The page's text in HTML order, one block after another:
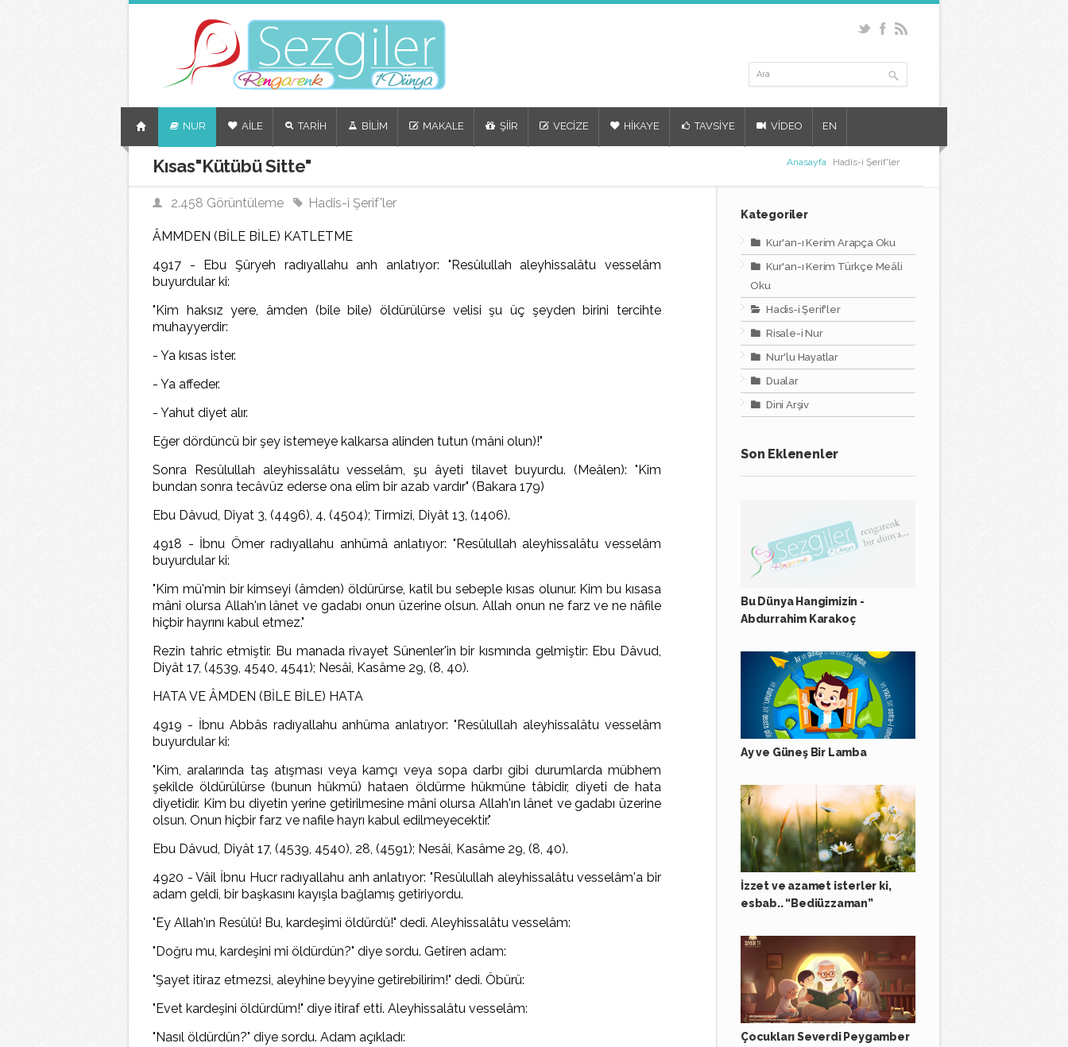
NUR AİLE TARİH BİLİM MAKALE ŞİİR VECİZE HİKAYE TAVSİYE VİDEO EN
Kısas"Kütübü Sitte" Anasayfa Hadis-i Şerif'ler
2.458 Görüntüleme Hadis-i Şerif'ler
ÂMMDEN (BİLE BİLE) KATLETME
4917 - Ebu Şüryeh radıyallahu anh anlatıyor: "Resûlullah aleyhissalâtu vesselâm
buyurdular ki:
"Kim haksız yere, âmden (bile bile) öldürülürse velisi şu üç şeyden birini tercihte
muhayyerdir:
- Ya kısas ister.
- Ya affeder.
- Yahut diyet alır.
Eğer dördüncü bir şey istemeye kalkarsa alinden tutun (mâni olun)!"
Sonra Resûlullah aleyhissalâtu vesselâm, şu âyeti tilavet buyurdu. (Meâlen): "Kim
bundan sonra tecâvüz ederse ona elîm bir azab vardır" (Bakara 179)
Ebu Dâvud, Diyat 3, (4496), 4, (4504); Tirmizi, Diyât 13, (1406).
4918 - İbnu Ömer radıyallahu anhümâ anlatıyor: "Resûlullah aleyhissalâtu vesselâm
buyurdular ki:
"Kim mü'min bir kimseyi (âmden) öldürürse, katil bu sebeple kısas olunur. Kim bu kısasa
mâni olursa Allah'ın lânet ve gadabı onun üzerine olsun. Allah onun ne farz ve ne nâfile
hiçbir hayrını kabul etmez."
Rezin tahric etmiştir. Bu manada rivayet Sünenler'in bir kısmında gelmiştir: Ebu Dâvud,
Diyât 17, (4539, 4540, 4541); Nesâi, Kasâme 29, (8, 40).
HATA VE ÂMDEN (BİLE BİLE) HATA
4919 - İbnu Abbâs radıyallahu anhüma anlatıyor: "Resûlullah aleyhissalâtu vesselâm
buyurdular ki:
"Kim, aralarında taş atışması veya kamçı veya sopa darbı gibi durumlarda mübhem
şekilde öldürülürse (bunun hükmü) hataen öldürme hükmüne tâbidir, diyeti de hata
diyetidir. Kim bu diyetin yerine getirilmesine mâni olursa Allah'ın lânet ve gadabı üzerine
olsun. Onun hiçbir farz ve nafile hayrı kabul edilmeyecektir."
Ebu Dâvud, Diyât 17, (4539, 4540), 28, (4591); Nesâi, Kasâme 29, (8, 40).
4920 - Vâil İbnu Hucr radıyallahu anh anlatıyor: "Resûlullah aleyhissalâtu vesselâm'a bir
adam geldi, bir başkasını kayışla bağlamış getiriyordu.
"Ey Allah'ın Resûlü! Bu, kardeşimi öldürdü!" dedi. Aleyhissalâtu vesselâm:
"Doğru mu, kardeşini mi öldürdün?" diye sordu. Getiren adam:
"Şayet itiraz etmezsi, aleyhine beyyine getirebilirim!" dedi. Öbürü:
"Evet kardeşini öldürdüm!" diye itiraf etti. Aleyhissalâtu vesselâm:
"Nasıl öldürdün?" diye sordu. Adam açıkladı:
Kategoriler
Kur'an-ı Kerim Arapça Oku
Kur'an-ı Kerim Türkçe Meâli
Oku
Hadis-i Şerif'ler
Risale-i Nur
Nur'lu Hayatlar
Dualar
Dini Arşiv
Son Eklenenler
Bu Dünya Hangimizin -
Abdurrahim Karakoç
Ay ve Güneş Bir Lamba
İzzet ve azamet isterler ki,
esbab.. “Bediüzzaman”
Çocukları Severdi Peygamber